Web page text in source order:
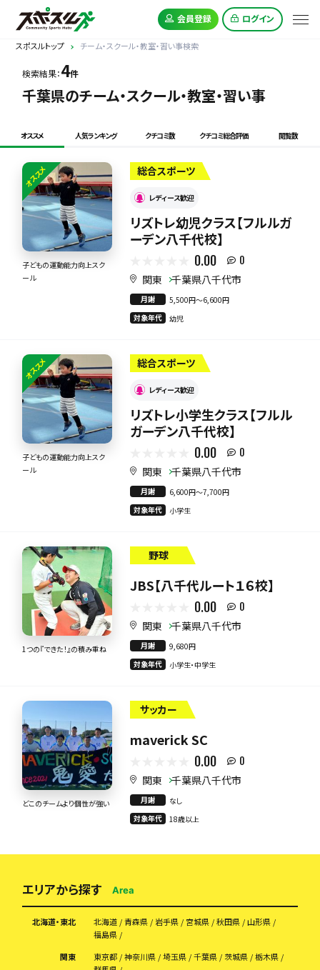
会員登録 ログイン
スポスルトップ チーム・スクール・教室・習い事検索
検索結果：4件
千葉県のチーム・スクール・教室・習い事
オススメ 人気ランキング クチコミ数 クチコミ総合評価 閲覧数
オススメ
子どもの運動能力向上スク
ール
総合スポーツ
レディース歓迎
リズトレ幼児クラス【フルルガ
ーデン八千代校】
0.00 0
関東 千葉県八千代市
月謝
5,500円〜6,600円
対象年代
幼児
オススメ
子どもの運動能力向上スク
ール
総合スポーツ
レディース歓迎
リズトレ小学生クラス【フルル
ガーデン八千代校】
0.00 0
関東 千葉県八千代市
月謝
6,600円〜7,700円
対象年代
小学生
1つの『できた！』の積み重ね
野球
JBS【八千代ルート１６校】
0.00 0
関東 千葉県八千代市
月謝
9,680円
対象年代
小学生・中学生
どこのチームより個性が強い
サッカー
maverick SC
0.00 0
関東 千葉県八千代市
月謝
なし
対象年代
18歳以上
エリアから探す Area
北海道・東北 北海道 青森県 岩手県 宮城県 秋田県
山形県
福島県
関東
東京都 神奈川県 埼玉県 千葉県 茨城県
栃木県